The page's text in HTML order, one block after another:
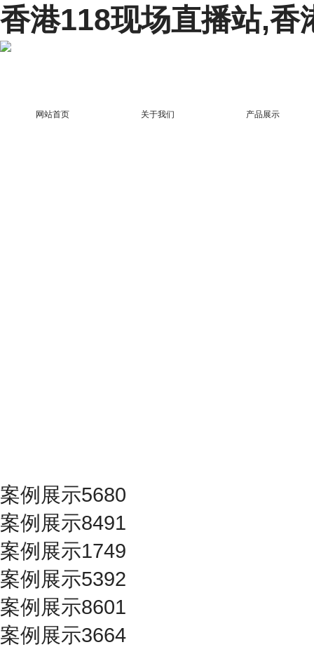
香港118现场直播站,香
网站首页 关于我们 产品展示
案例展示5680
案例展示8491
案例展示1749
案例展示5392
案例展示8601
案例展示3664